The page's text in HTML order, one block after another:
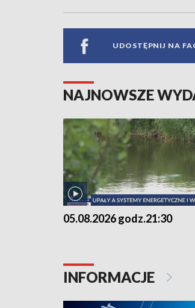
UDOSTĘPNIJ NA
NAJNOWSZE
05.08.2026 godz.21:30
INFORMACJE